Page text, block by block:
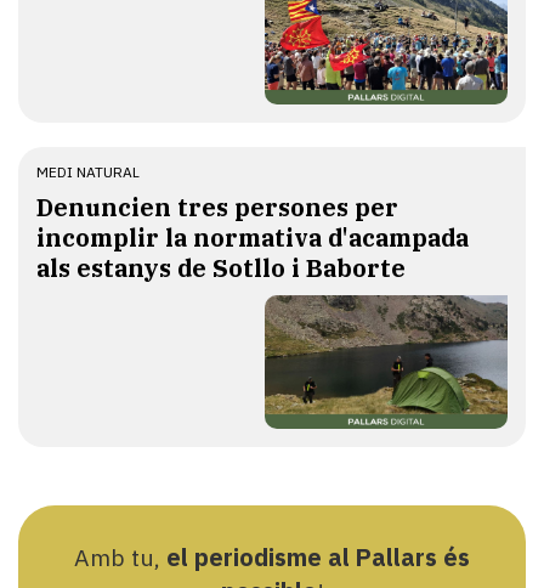
MEDI NATURAL
Denuncien tres persones per
incomplir la normativa d'acampada
als estanys de Sotllo i Baborte
Amb tu, el periodisme al Pallars és